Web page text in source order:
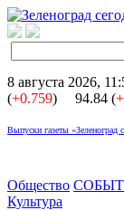
8 августа 2026,
(+0.759) 94.84 (
Выпуски газеты «Зеленоград
Общество
Культура